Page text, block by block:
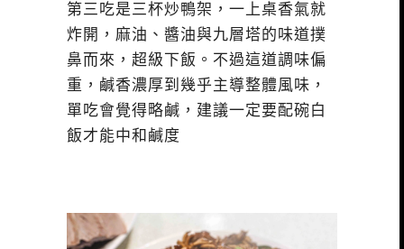
第三吃是三杯炒鴨架，一上桌香氣就
炸開，麻油、醬油與九層塔的味道撲
鼻而來，超級下飯。不過這道調味偏
重，鹹香濃厚到幾乎主導整體風味，
單吃會覺得略鹹，建議一定要配碗白
飯才能中和鹹度